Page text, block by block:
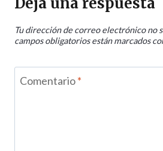
Tu dirección de correo electrónico no
campos obligatorios están marcados
Comentario*